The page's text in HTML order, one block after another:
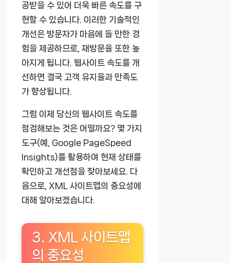
공받을 수 있어 더욱 빠른 속도를 구
현할 수 있습니다. 이러한 기술적인
개선은 방문자가 마음에 들 만한 경
험을 제공하므로, 재방문율 또한 높
아지게 됩니다. 웹사이트 속도를 개
선하면 결국 고객 유지율과 만족도
가 향상됩니다.
그럼 이제 당신의 웹사이트 속도를
점검해보는 것은 어떨까요? 몇 가지
도구(예, Google PageSpeed
Insights)를 활용하여 현재 상태를
확인하고 개선점을 찾아보세요. 다
음으로, XML 사이트맵의 중요성에
대해 알아보겠습니다.
3. XML 사이트맵
의 중요성